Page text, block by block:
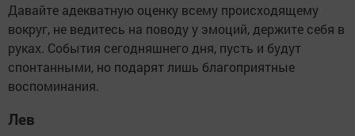
Давайте адекватную оценку всему происходящему
вокруг, не ведитесь на поводу у эмоций, держите себя в
руках. События сегодняшнего дня, пусть и будут
спонтанными, но подарят лишь благоприятные
воспоминания.
Лев